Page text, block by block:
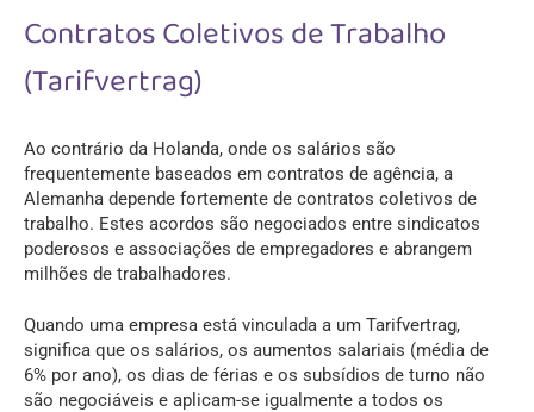
Contratos Coletivos de Trabalho
(Tarifvertrag)
Ao contrário da Holanda, onde os salários são
frequentemente baseados em contratos de agência, a
Alemanha depende fortemente de contratos coletivos de
trabalho. Estes acordos são negociados entre sindicatos
poderosos e associações de empregadores e abrangem
milhões de trabalhadores.
Quando uma empresa está vinculada a um Tarifvertrag,
significa que os salários, os aumentos salariais (média de
6% por ano), os dias de férias e os subsídios de turno não
são negociáveis e aplicam-se igualmente a todos os